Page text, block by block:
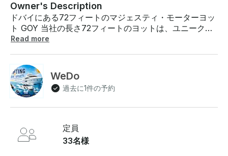
Owner's Description
ドバイにある72フィートのマジェスティ・モーターヨッ
ト GOY 当社の長さ72フィートのヨットは、ユニークな
スタイルで最適化されたスペースが特徴です。22メート
す。フライブリッジは屋外スペースを最大限に活用でき
るように設計されており、 レジャークルーズに最適で
す。ご不明な点がございましたら、お支払い前に
Read more
WeDo
過去に1件の予約
定員
33名様